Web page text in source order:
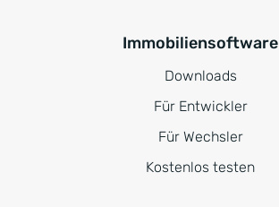
Immobiliensoftware
Downloads
Für Entwickler
Für Wechsler
Kostenlos testen